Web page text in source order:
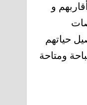
و
حياتهم
ومتاحة